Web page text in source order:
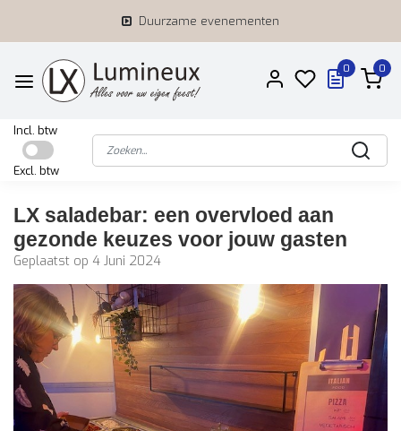
Duurzame evenementen
0 0
Incl. btw
Excl. btw
LX saladebar: een overvloed aan
gezonde keuzes voor jouw gasten
Geplaatst op 4 Juni 2024